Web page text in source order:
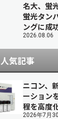
名大、蛍
蛍光タン
ングに成
2026.08.06
人気記事
ニコン、
ーション
程を高度
2026年7月